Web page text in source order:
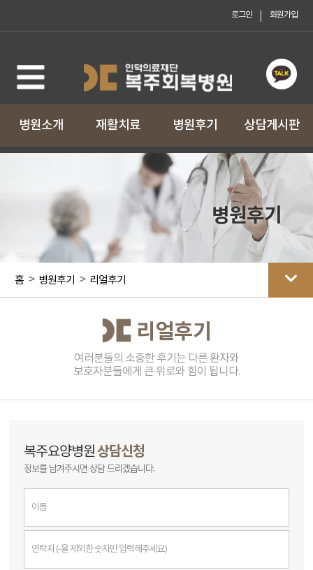
회원가입
로그인
병원소개 재활치료 병원후기 상담게시판
병원후기
홈> 병원후기 > 리얼후기
리얼후기
여러분들의 소중한 후기는 다른 환자와
보호자분들에게 큰 위로와 힘이 됩니다.
복주요양병원상담신청
정보를 남겨주시면 상담 드리겠습니다.